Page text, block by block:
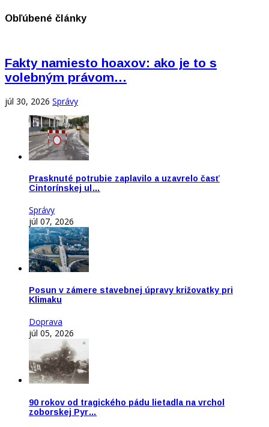
Obľúbené články
Fakty namiesto hoaxov: ako je to s
volebným právom…
júl 30, 2026 Správy
Prasknuté potrubie zaplavilo a uzavrelo časť
Cintorínskej ul…
Správy
júl 07, 2026
Posun v zámere stavebnej úpravy križovatky pri
Klimaku
Doprava
júl 05, 2026
90 rokov od tragického pádu lietadla na vrchol
zoborskej Pyr…